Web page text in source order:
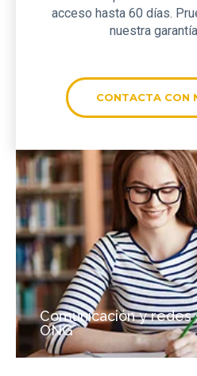
acceso hasta 60 días.
nuestra
CONTACTA CON
Comunicación y redes
ONG